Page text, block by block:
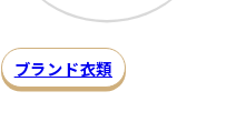
ブランド衣類